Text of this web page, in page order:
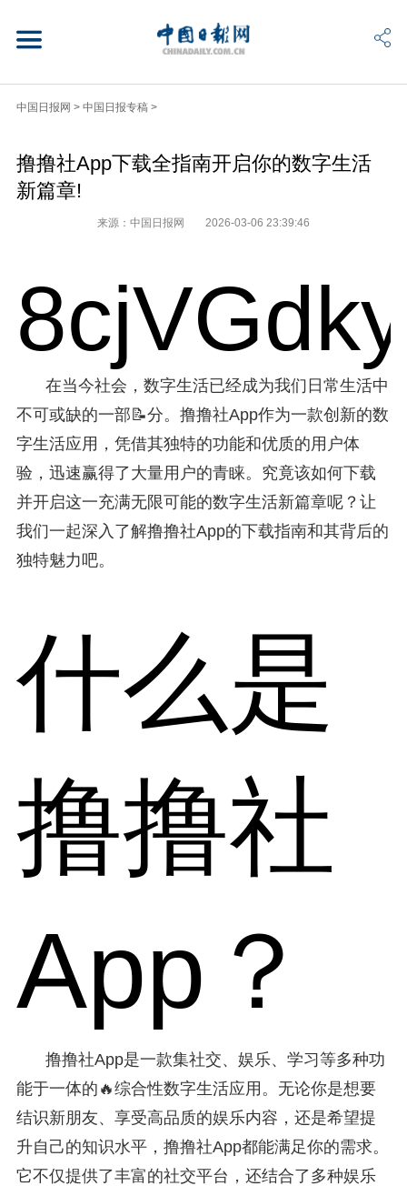
中国日报网 > 中国日报专稿 >
撸撸社App下载全指南开启你的数字生活
新篇章!
来源：中国日报网 2026-03-06 23:39:46
在当今社会，数字生活已经成为我们日常生活中
不可或缺的一部📝分。撸撸社App作为一款创新的数
字生活应用，凭借其独特的功能和优质的用户体
验，迅速赢得了大量用户的青睐。究竟该如何下载
并开启这一充满无限可能的数字生活新篇章呢？让
我们一起深入了解撸撸社App的下载指南和其背后的
独特魅力吧。
什么是
撸撸社
App？
撸撸社App是一款集社交、娱乐、学习等多种功
能于一体的🔥综合性数字生活应用。无论你是想要
结识新朋友、享受高品质的娱乐内容，还是希望提
升自己的知识水平，撸撸社App都能满足你的需求。
它不仅提供了丰富的社交平台，还结合了多种娱乐